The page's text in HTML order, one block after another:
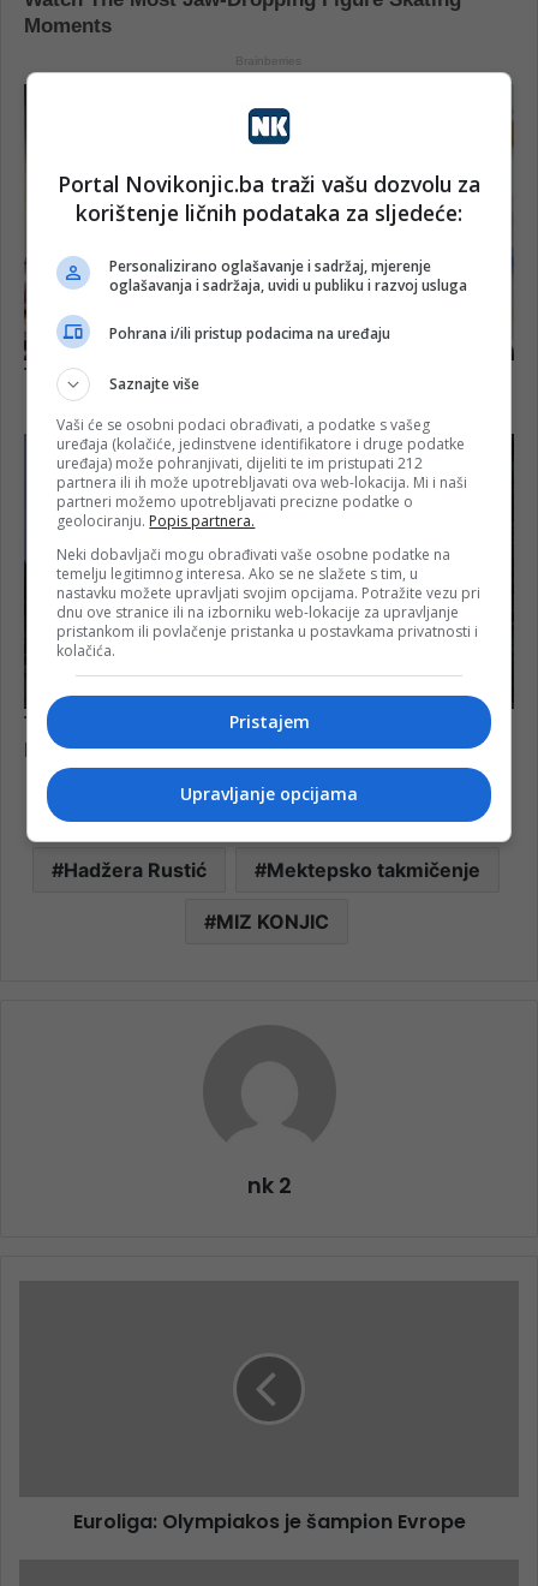
Hadžera Rustić Mektepsko takmičenje
MIZ KONJIC
nk 2
Euroliga: Olympiakos je šampion Evrope
Portal Novikonjic.ba traži vašu dozvolu za
korištenje ličnih podataka za sljedeće:
Personalizirano oglašavanje i sadržaj, mjerenje
oglašavanja i sadržaja, uvidi u publiku i razvoj usluga
Pohrana i/ili pristup podacima na uređaju
Saznajte više
Vaši će se osobni podaci obrađivati, a podatke s vašeg
uređaja (kolačiće, jedinstvene identifikatore i druge podatke
uređaja) može pohranjivati, dijeliti te im pristupati 212
partnera ili ih može upotrebljavati ova web-lokacija. Mi i naši
partneri možemo upotrebljavati precizne podatke o
geolociranju. Popis partnera.
Neki dobavljači mogu obrađivati vaše osobne podatke na
temelju legitimnog interesa. Ako se ne slažete s tim, u
nastavku možete upravljati svojim opcijama. Potražite vezu pri
dnu ove stranice ili na izborniku web-lokacije za upravljanje
pristankom ili povlačenje pristanka u postavkama privatnosti i
kolačića.
Pristajem
Upravljanje opcijama